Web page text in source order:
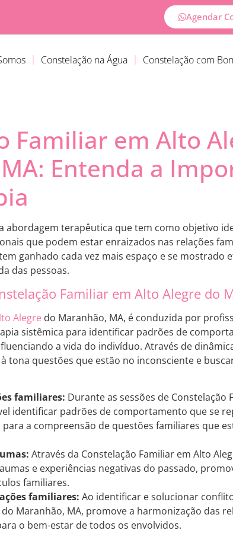
Agendar
Constelação na Água Constelação com
Familiar em Alto
Entenda a
abordagem terapêutica que tem como objetivo
que podem estar enraizados nas relações
ganhado cada vez mais espaço e se mostrado
das pessoas.
Familiar em Alto Alegre do
Alegre do Maranhão, MA, é conduzida por
sistêmica para identificar padrões de
a vida do indivíduo. Através de
tona questões que estão no inconsciente e
familiares: Durante as sessões de Constelação
identificar padrões de comportamento que se
a compreensão de questões familiares que
Através da Constelação Familiar em Alto
e experiências negativas do passado,
familiares.
familiares: Ao identificar e solucionar
Maranhão, MA, promove a harmonização das
o bem-estar de todos os envolvidos.